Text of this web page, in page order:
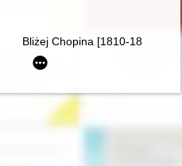
1839-1845 : nauczanie i
Bliżej Chopina [1810-1849]
życia Gastona Belotti [1920-1985]